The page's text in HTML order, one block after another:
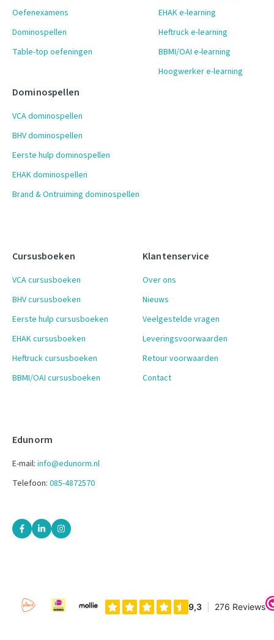
Oefenexamens
Dominospellen
Table-top oefeningen
Dominospellen
VCA dominospellen
BHV dominospellen
Eerste hulp dominospellen
EHAK dominospellen
Brand & Ontruiming dominospellen
EHAK e-learning
Heftruck e-learning
BBMI/OAI e-learning
Hoogwerker e-learning
Cursusboeken
VCA cursusboeken
BHV cursusboeken
Eerste hulp cursusboeken
EHAK cursusboeken
Heftruck cursusboeken
BBMI/OAI cursusboeken
Klantenservice
Over ons
Nieuws
Veelgestelde vragen
Leveringsvoorwaarden
Retour voorwaarden
Contact
Edunorm
E-mail: info@edunorm.nl
Telefoon: 085-4872570